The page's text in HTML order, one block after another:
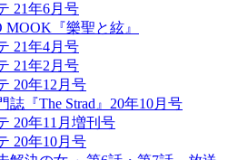
21年6月号
MOOK『樂聖と絃』
21年4月号
21年2月号
20年12月号
誌『The Strad』20年10月号
20年11月増刊号
20年10月号